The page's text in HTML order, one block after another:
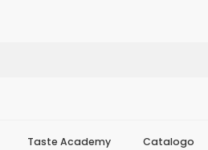
Taste Academy Catalogo